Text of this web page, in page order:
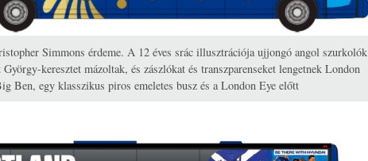
Simmons érdeme. A 12 éves srác illusztrációja ujjongó angol szurkolók
keresztet mázoltak, és zászlókat és transzparenseket lengetnek London
Ben, egy klasszikus piros emeletes busz és a London Eye előtt